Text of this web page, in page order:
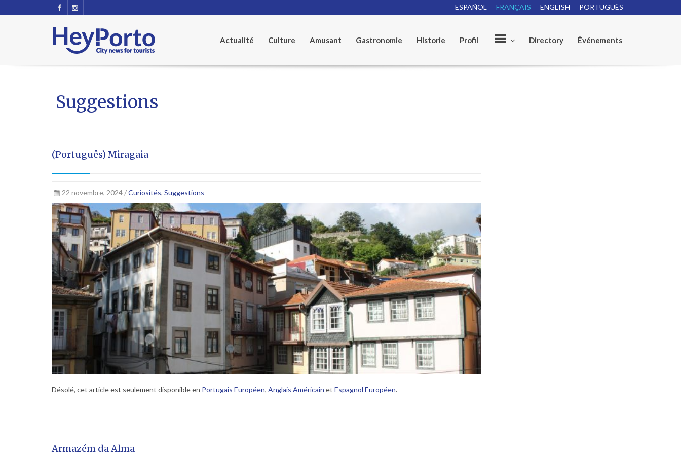
PORTUGUÊS
ENGLISH
FRANÇAIS
ESPAÑOL
Actualité Culture Amusant Gastronomie Historie Profil Directory Événements
Suggestions
(Português) Miragaia
22 novembre, 2024 /Curiosités, Suggestions
Désolé, cet article est seulement disponible en Portugais Européen, Anglais Américain et Espagnol Européen.
Armazém da Alma